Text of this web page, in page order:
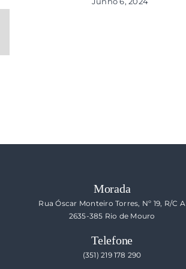
Morada
Rua Óscar Monteiro Torres, Nº 19, R/C A
2635-385 Rio de Mouro
Telefone
(351) 219 178 290